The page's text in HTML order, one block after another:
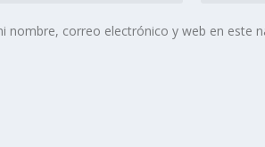
nombre, correo electrónico y web en este